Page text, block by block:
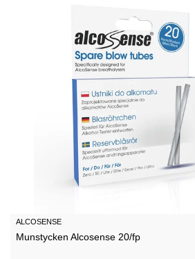
ALCOSENSE
Munstycken Alcosense 20/fp